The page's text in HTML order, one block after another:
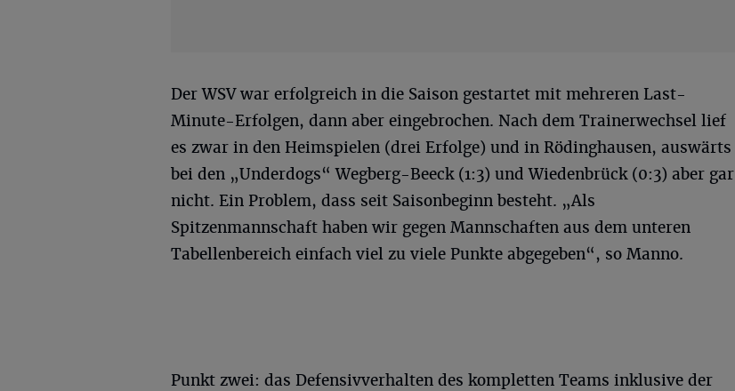
Der WSV war erfolgreich in die Saison gestartet mit mehreren Last-
Minute-Erfolgen, dann aber eingebrochen. Nach dem Trainerwechsel lief
es zwar in den Heimspielen (drei Erfolge) und in Rödinghausen, auswärts
bei den „Underdogs“ Wegberg-Beeck (1:3) und Wiedenbrück (0:3) aber gar
nicht. Ein Problem, dass seit Saisonbeginn besteht. „Als
Spitzenmannschaft haben wir gegen Mannschaften aus dem unteren
Tabellenbereich einfach viel zu viele Punkte abgegeben“, so Manno.
Punkt zwei: das Defensivverhalten des kompletten Teams inklusive der